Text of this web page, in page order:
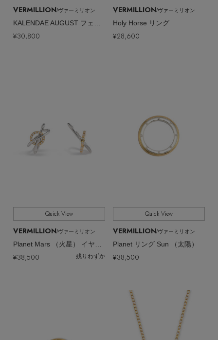
VERMILLION/ヴァーミリオン
¥30,800
VERMILLION/ヴァーミリオン
Holy Horse リング
¥28,600
Quick View
VERMILLION/ヴァーミリオン
¥38,500 残りわずか
Quick View
VERMILLION/ヴァーミリオン
Planet リング Sun （太陽）
¥38,500